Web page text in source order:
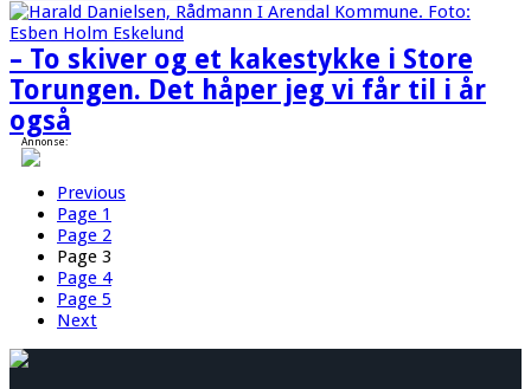
– To skiver og et kakestykke i Store
Torungen. Det håper jeg vi får til i år
også
Annonse:
Previous
Page 1
Page 2
Page 3
Page 4
Page 5
Next